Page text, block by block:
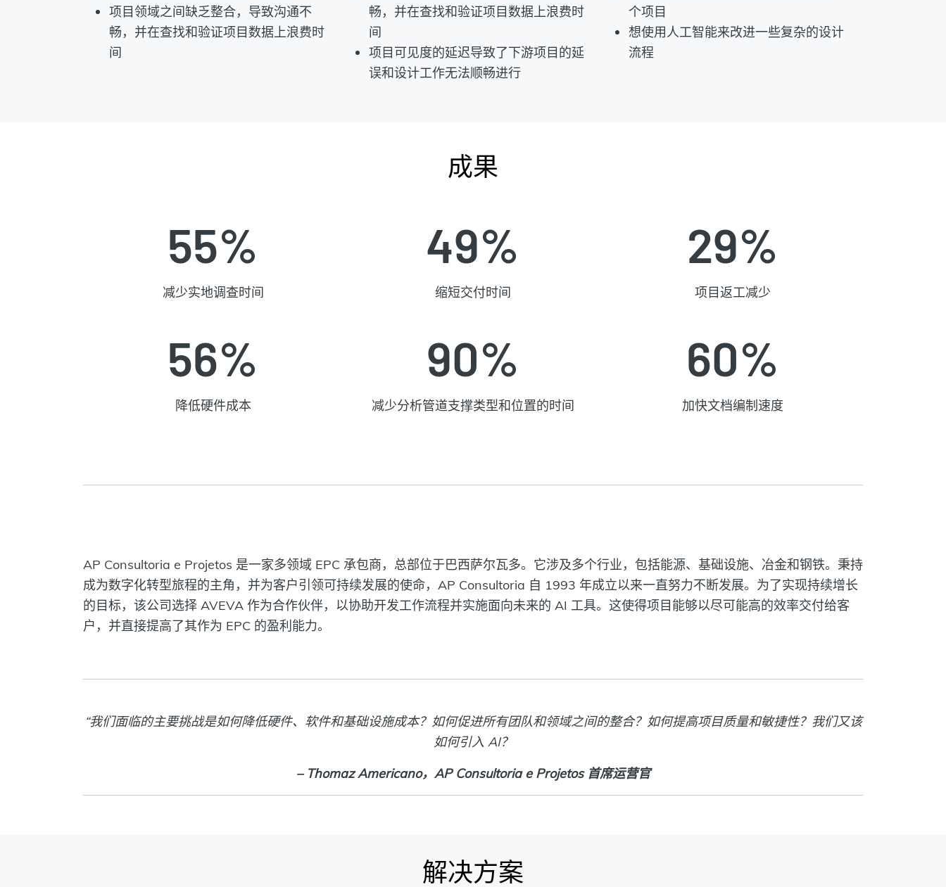
项目领域之间缺乏整合，导致沟通不
畅，并在查找和验证项目数据上浪费时
间
畅，并在查找和验证项目数据上浪费时
间
项目可见度的延迟导致了下游项目的延
误和设计工作无法顺畅进行
个项目
想使用人工智能来改进一些复杂的设计
流程
成果
55%
减少实地调查时间
49%
缩短交付时间
29%
项目返工减少
56%
降低硬件成本
90%
减少分析管道支撑类型和位置的时间
60%
加快文档编制速度
AP Consultoria e Projetos 是一家多领域 EPC 承包商，总部位于巴西萨尔瓦多。它涉及多个行业，包括能源、基础设施、冶金和钢铁。秉持
成为数字化转型旅程的主角，并为客户引领可持续发展的使命，AP Consultoria 自 1993 年成立以来一直努力不断发展。为了实现持续增长
的目标，该公司选择 AVEVA 作为合作伙伴，以协助开发工作流程并实施面向未来的 AI 工具。这使得项目能够以尽可能高的效率交付给客
户，并直接提高了其作为 EPC 的盈利能力。
“我们面临的主要挑战是如何降低硬件、软件和基础设施成本？如何促进所有团队和领域之间的整合？如何提高项目质量和敏捷性？我们又该
如何引入 AI？
– Thomaz Americano，AP Consultoria e Projetos 首席运营官
解决方案